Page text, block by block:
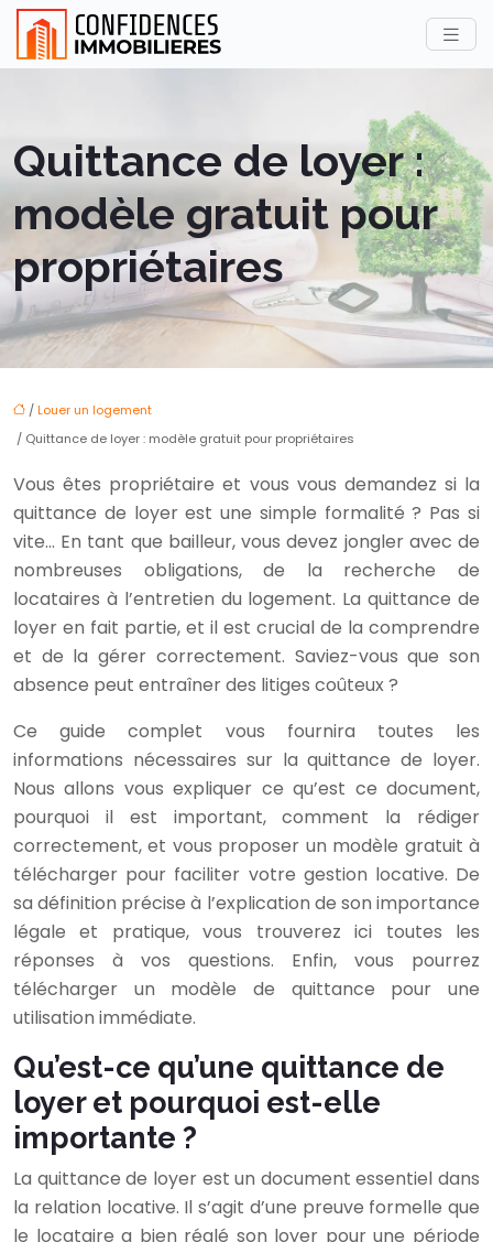
Quittance de loyer :
modèle gratuit pour
propriétaires
/ Louer un logement
/ Quittance de loyer : modèle gratuit pour propriétaires
Vous êtes propriétaire et vous vous demandez si la
quittance de loyer est une simple formalité ? Pas si
vite… En tant que bailleur, vous devez jongler avec de
nombreuses obligations, de la recherche de
locataires à l’entretien du logement. La quittance de
loyer en fait partie, et il est crucial de la comprendre
et de la gérer correctement. Saviez-vous que son
absence peut entraîner des litiges coûteux ?
Ce guide complet vous fournira toutes les
informations nécessaires sur la quittance de loyer.
Nous allons vous expliquer ce qu’est ce document,
pourquoi il est important, comment la rédiger
correctement, et vous proposer un modèle gratuit à
télécharger pour faciliter votre gestion locative. De
sa définition précise à l’explication de son importance
légale et pratique, vous trouverez ici toutes les
réponses à vos questions. Enfin, vous pourrez
télécharger un modèle de quittance pour une
utilisation immédiate.
Qu’est-ce qu’une quittance de
loyer et pourquoi est-elle
importante ?
La quittance de loyer est un document essentiel dans
la relation locative. Il s’agit d’une preuve formelle que
le locataire a bien réglé son loyer pour une période